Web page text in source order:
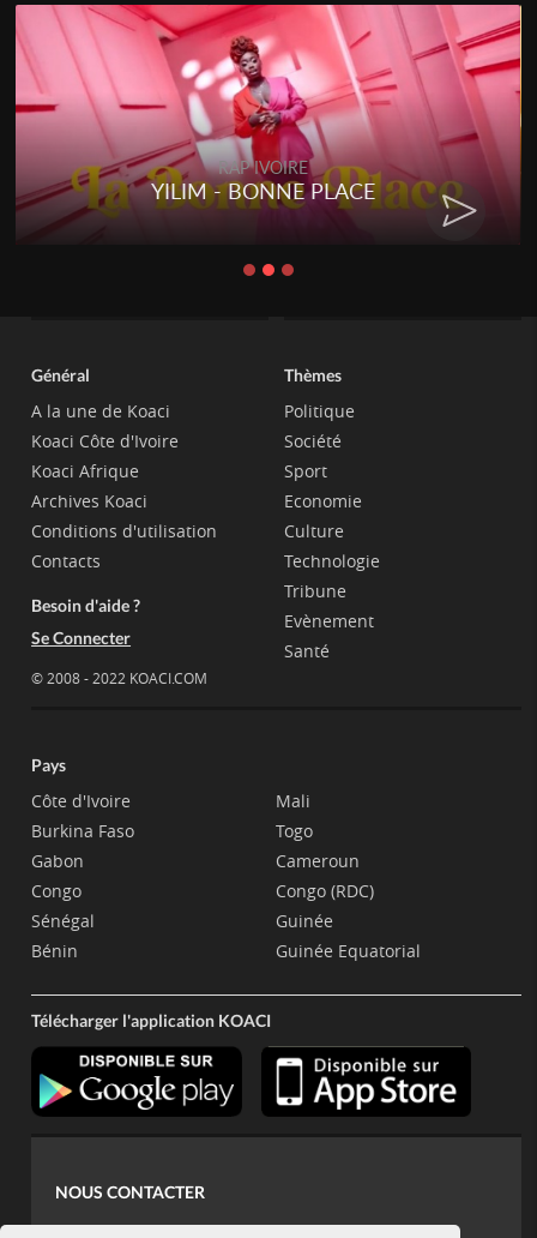
RAP IVOIRE
YILIM - BONNE PLACE
Général
A la une de Koaci
Koaci Côte d'Ivoire
Koaci Afrique
Archives Koaci
Conditions d'utilisation
Contacts
Besoin d'aide ?
Se Connecter
© 2008 - 2022 KOACI.COM
Thèmes
Politique
Société
Sport
Economie
Culture
Technologie
Tribune
Evènement
Santé
Pays
Côte d'Ivoire
Burkina Faso
Gabon
Congo
Sénégal
Bénin
Mali
Togo
Cameroun
Congo (RDC)
Guinée
Guinée Equatorial
Télécharger l'application KOACI
NOUS CONTACTER